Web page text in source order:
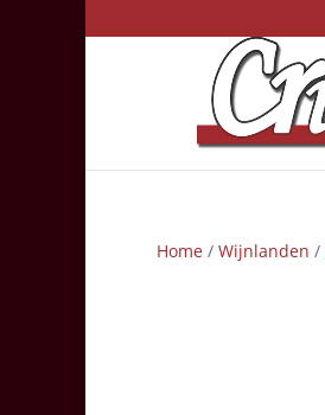
Home / Wijnlanden /